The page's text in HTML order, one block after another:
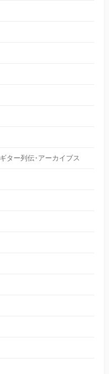
ター列伝･アーカイブス